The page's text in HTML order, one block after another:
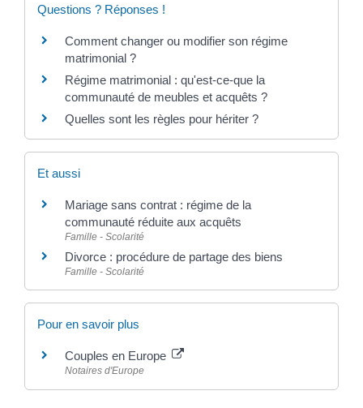
Questions ? Réponses !
Comment changer ou modifier son régime
matrimonial ?
Régime matrimonial : qu'est-ce-que la
communauté de meubles et acquêts ?
Quelles sont les règles pour hériter ?
Et aussi
Mariage sans contrat : régime de la
communauté réduite aux acquêts
Famille - Scolarité
Divorce : procédure de partage des biens
Famille - Scolarité
Pour en savoir plus
Couples en Europe
Notaires d'Europe